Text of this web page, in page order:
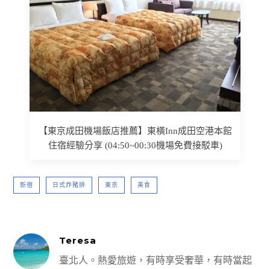
【東京成田機場飯店推薦】東橫Inn成田空港本館
住宿經驗分享 (04:50~00:30機場免費接駁車)
新宿 日式炸豬排 東京 美食
Teresa
臺北人。熱愛旅遊，有時享受奢華，有時當起